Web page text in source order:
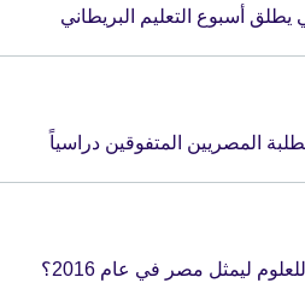
يطلق أسبوع التعليم البريطاني
المصريين المتفوقين دراسياً
ليمثل مصر في عام 2016؟